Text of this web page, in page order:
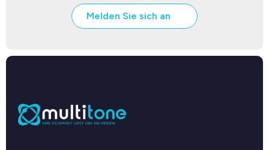
Melden Sie sich an